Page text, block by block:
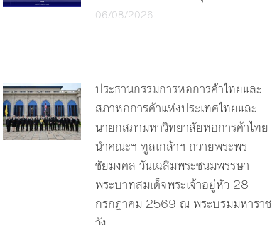
06/08/2026
ประธานกรรมการหอการค้าไทยและ
สภาหอการค้าแห่งประเทศไทยและ
นายกสภามหาวิทยาลัยหอการค้าไทย
นำคณะฯ ทูลเกล้าฯ ถวายพระพร
ชัยมงคล วันเฉลิมพระชนมพรรษา
พระบาทสมเด็จพระเจ้าอยู่หัว 28
กรกฎาคม 2569 ณ พระบรมมหาราช